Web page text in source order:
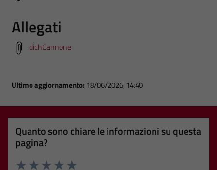
Allegati
dichCannone
Ultimo aggiornamento: 18/06/2026, 14:40
Quanto sono chiare le informazioni su questa
pagina?